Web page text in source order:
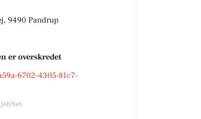
9490 Pandrup
er overskredet
6702-4305-81c7-